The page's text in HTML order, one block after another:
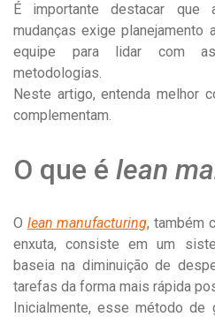
É importante destacar que
mudanças exige planejamento
equipe para lidar com
metodologias.
Neste artigo, entenda melhor
complementam.
O que é lean
O lean manufacturing, também
enxuta, consiste em um
baseia na diminuição de
tarefas da forma mais rápida
Inicialmente, esse método de